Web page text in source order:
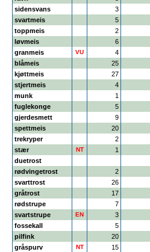
sidensvans
3
svartmeis
5
toppmeis
2
løvmeis
6
granmeis
VU 4
blåmeis
25
kjøttmeis
27
stjertmeis
4
munk
1
fuglekonge
5
gjerdesmett
9
spettmeis
20
trekryper
2
stær
NT 1
duetrost
rødvingetrost
2
svarttrost
26
gråtrost
17
rødstrupe
7
svartstrupe
EN 3
fossekall
5
pilfink
20
gråspurv
NT 15